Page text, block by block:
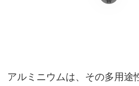
アルミニウムは、その多用途